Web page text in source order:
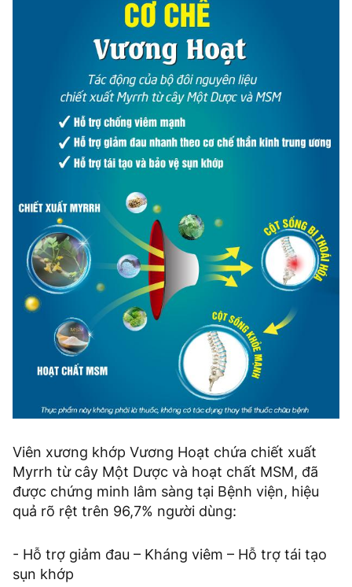
Viên xương khớp Vương Hoạt chứa chiết xuất
Myrrh từ cây Một Dược và hoạt chất MSM, đã
được chứng minh lâm sàng tại Bệnh viện, hiệu
quả rõ rệt trên 96,7% người dùng:
- Hỗ trợ giảm đau – Kháng viêm – Hỗ trợ tái tạo
sụn khớp